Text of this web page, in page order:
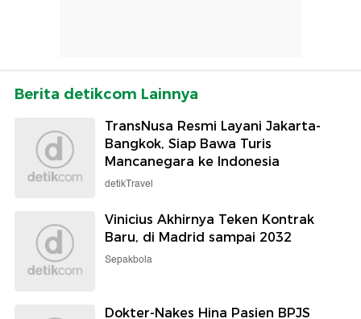
Berita detikcom Lainnya
TransNusa Resmi Layani Jakarta-
Bangkok, Siap Bawa Turis
Mancanegara ke Indonesia
detikTravel
Vinicius Akhirnya Teken Kontrak
Baru, di Madrid sampai 2032
Sepakbola
Dokter-Nakes Hina Pasien BPJS